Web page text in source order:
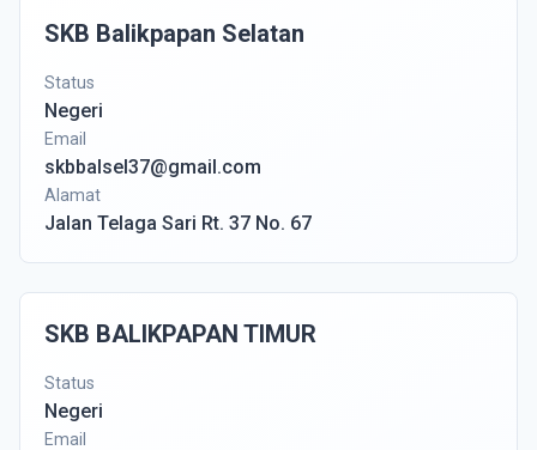
SKB Balikpapan Selatan
Status
Negeri
Email
skbbalsel37@gmail.com
Alamat
Jalan Telaga Sari Rt. 37 No. 67
SKB BALIKPAPAN TIMUR
Status
Negeri
Email